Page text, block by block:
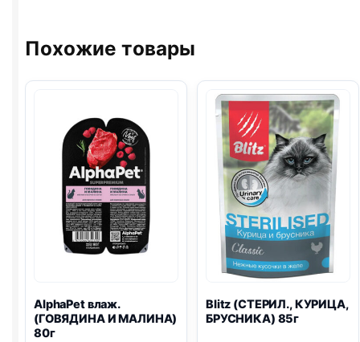
Похожие товары
AlphaPet влаж.
(ГОВЯДИНА И МАЛИНА)
80г
Blitz (СТЕРИЛ., КУРИЦА,
БРУСНИКА) 85г